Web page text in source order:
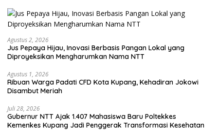
Agustus 2, 2026
Jus Pepaya Hijau, Inovasi Berbasis Pangan Lokal yang
Diproyeksikan Mengharumkan Nama NTT
Agustus 1, 2026
Ribuan Warga Padati CFD Kota Kupang, Kehadiran Jokowi
Disambut Meriah
Juli 28, 2026
Gubernur NTT Ajak 1.407 Mahasiswa Baru Poltekkes
Kemenkes Kupang Jadi Penggerak Transformasi Kesehatan